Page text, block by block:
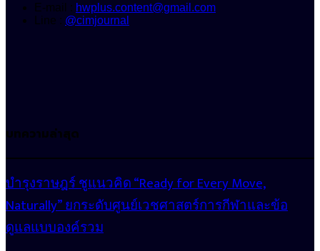
E-mail : hwplus.content@gmail.com
Line : @cimjournal
บทความล่าสุด
บำรุงราษฎร์ ชูแนวคิด “Ready for Every Move,
Naturally” ยกระดับศูนย์เวชศาสตร์การกีฬาและข้อ
ดูแลแบบองค์รวม